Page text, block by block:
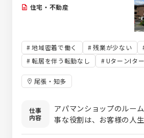
住宅・不動産
地域密着で働く 残業が少ない
転居を伴う転勤なし
UターンIタ
尾張・知多
仕事
内容
アパマンショップのルー
事な役割は、お客様の人